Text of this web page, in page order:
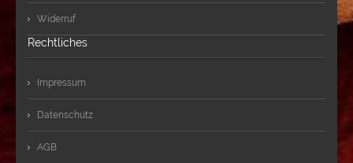
Widerruf
Rechtliches
Impressum
Datenschutz
AGB